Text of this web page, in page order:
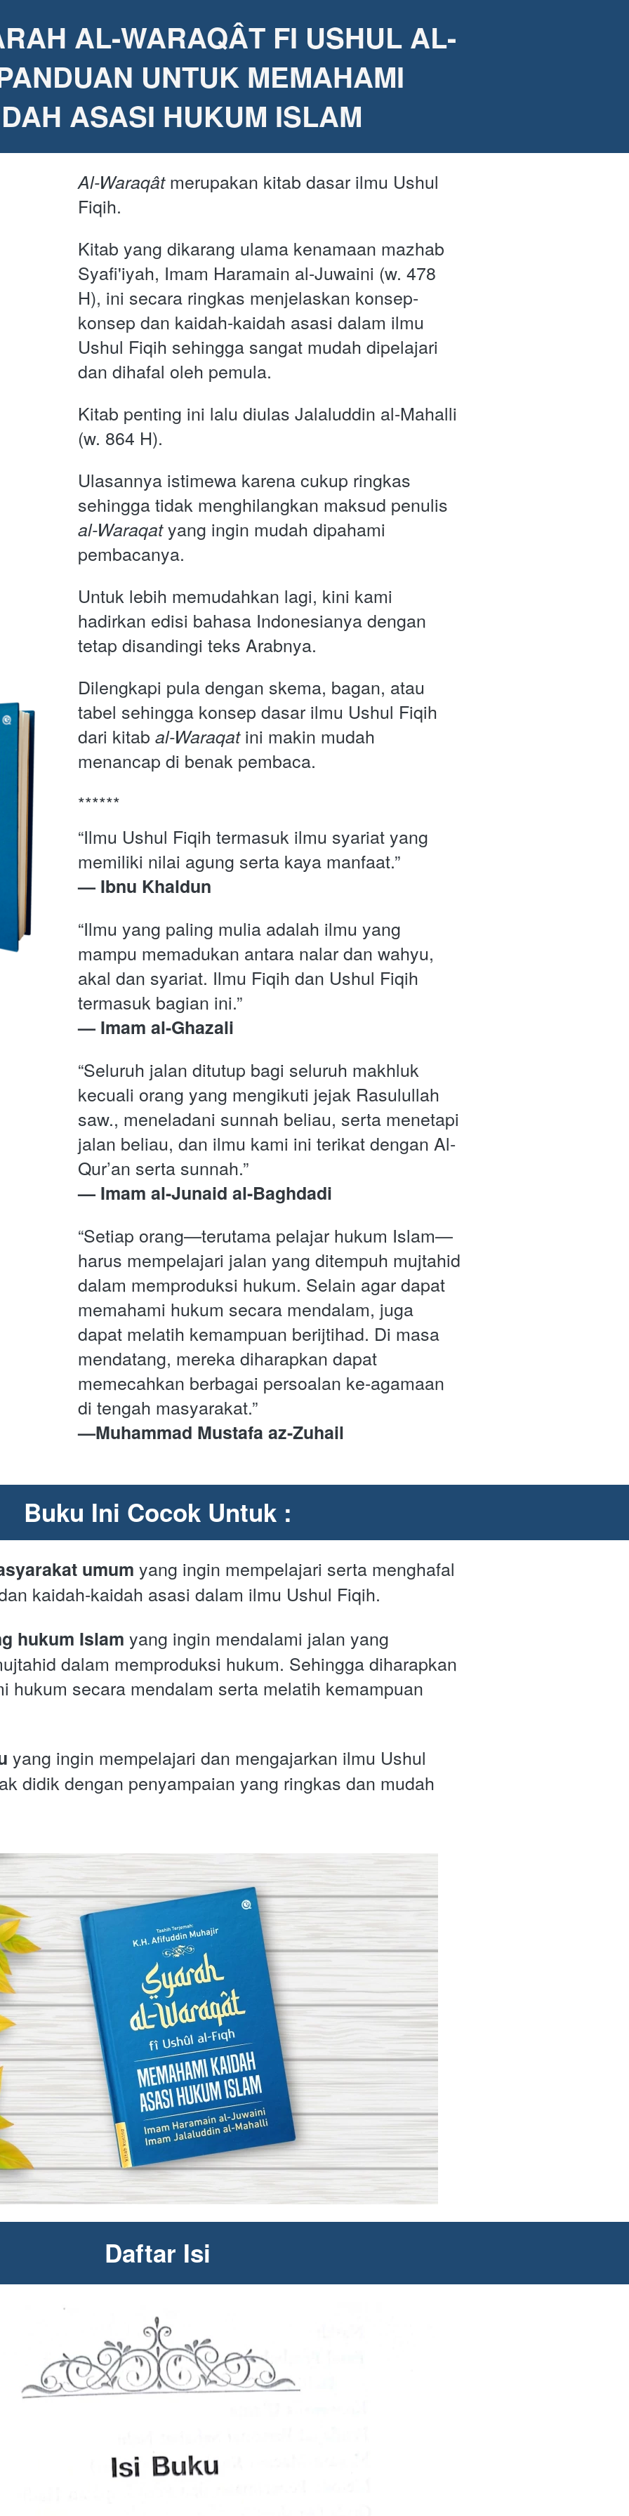
AL-WARAQÂT FI USHUL AL-
UNTUK MEMAHAMI
ASASI HUKUM ISLAM
Al-Waraqât merupakan kitab dasar ilmu Ushul
Fiqih.
Kitab yang dikarang ulama kenamaan mazhab
Syafi'iyah, Imam Haramain al-Juwaini (w. 478
H), ini secara ringkas menjelaskan konsep-
konsep dan kaidah-kaidah asasi dalam ilmu
Ushul Fiqih sehingga sangat mudah dipelajari
dan dihafal oleh pemula.
Kitab penting ini lalu diulas Jalaluddin al-Mahalli
(w. 864 H).
Ulasannya istimewa karena cukup ringkas
sehingga tidak menghilangkan maksud penulis
al-Waraqat yang ingin mudah dipahami
pembacanya.
Untuk lebih memudahkan lagi, kini kami
hadirkan edisi bahasa Indonesianya dengan
tetap disandingi teks Arabnya.
Dilengkapi pula dengan skema, bagan, atau
tabel sehingga konsep dasar ilmu Ushul Fiqih
dari kitab al-Waraqat ini makin mudah
menancap di benak pembaca.
******
“Ilmu Ushul Fiqih termasuk ilmu syariat yang
memiliki nilai agung serta kaya manfaat.”
— Ibnu Khaldun
“Ilmu yang paling mulia adalah ilmu yang
mampu memadukan antara nalar dan wahyu,
akal dan syariat. Ilmu Fiqih dan Ushul Fiqih
termasuk bagian ini.”
— Imam al-Ghazali
“Seluruh jalan ditutup bagi seluruh makhluk
kecuali orang yang mengikuti jejak Rasulullah
saw., meneladani sunnah beliau, serta menetapi
jalan beliau, dan ilmu kami ini terikat dengan Al-
Qur’an serta sunnah.”
— Imam al-Junaid al-Baghdadi
“Setiap orang—terutama pelajar hukum Islam—
harus mempelajari jalan yang ditempuh mujtahid
dalam memproduksi hukum. Selain agar dapat
memahami hukum secara mendalam, juga
dapat melatih kemampuan berijtihad. Di masa
mendatang, mereka diharapkan dapat
memecahkan berbagai persoalan ke-agamaan
di tengah masyarakat.”
—Muhammad Mustafa az-Zuhail
Buku Ini Cocok Untuk :
umum yang ingin mempelajari serta menghafal
kaidah-kaidah asasi dalam ilmu Ushul Fiqih.
hukum Islam yang ingin mendalami jalan yang
dalam memproduksi hukum. Sehingga diharapkan
hukum secara mendalam serta melatih kemampuan
yang ingin mempelajari dan mengajarkan ilmu Ushul
didik dengan penyampaian yang ringkas dan mudah
Daftar Isi